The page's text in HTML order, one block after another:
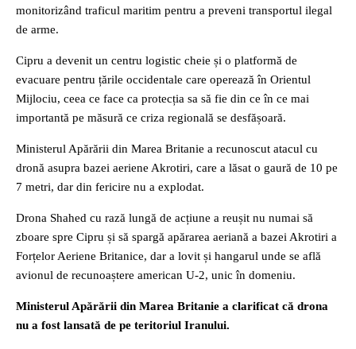
monitorizând traficul maritim pentru a preveni transportul ilegal
de arme.
Cipru a devenit un centru logistic cheie și o platformă de
evacuare pentru țările occidentale care operează în Orientul
Mijlociu, ceea ce face ca protecția sa să fie din ce în ce mai
importantă pe măsură ce criza regională se desfășoară.
Ministerul Apărării din Marea Britanie a recunoscut atacul cu
dronă asupra bazei aeriene Akrotiri, care a lăsat o gaură de 10 pe
7 metri, dar din fericire nu a explodat.
Drona Shahed cu rază lungă de acțiune a reușit nu numai să
zboare spre Cipru și să spargă apărarea aeriană a bazei Akrotiri a
Forțelor Aeriene Britanice, dar a lovit și hangarul unde se află
avionul de recunoaștere american U-2, unic în domeniu.
Ministerul Apărării din Marea Britanie a clarificat că drona
nu a fost lansată de pe teritoriul Iranului.